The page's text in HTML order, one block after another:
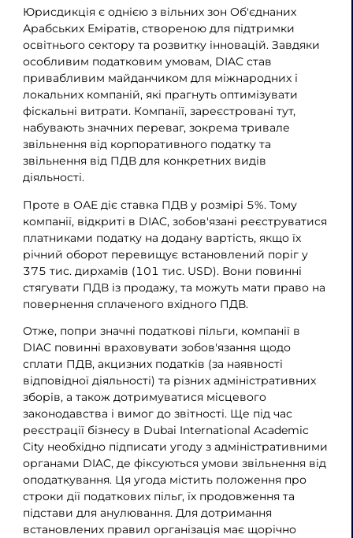
Юрисдикція є однією з вільних зон Об'єднаних
Арабських Еміратів, створеною для підтримки
освітнього сектору та розвитку інновацій. Завдяки
особливим податковим умовам, DIAC став
привабливим майданчиком для міжнародних і
локальних компаній, які прагнуть оптимізувати
фіскальні витрати. Компанії, зареєстровані тут,
набувають значних переваг, зокрема тривале
звільнення від корпоративного податку та
звільнення від ПДВ для конкретних видів
діяльності.
Проте в ОАЕ діє ставка ПДВ у розмірі 5%. Тому
компанії, відкриті в DIAC, зобов'язані реєструватися
платниками податку на додану вартість, якщо їх
річний оборот перевищує встановлений поріг у
375 тис. дирхамів (101 тис. USD). Вони повинні
стягувати ПДВ із продажу, та можуть мати право на
повернення сплаченого вхідного ПДВ.
Отже, попри значні податкові пільги, компанії в
DIAC повинні враховувати зобов'язання щодо
сплати ПДВ, акцизних податків (за наявності
відповідної діяльності) та різних адміністративних
зборів, а також дотримуватися місцевого
законодавства і вимог до звітності. Ще під час
реєстрації бізнесу в Dubai International Academic
City необхідно підписати угоду з адміністративними
органами DIAC, де фіксуються умови звільнення від
оподаткування. Ця угода містить положення про
строки дії податкових пільг, їх продовження та
підстави для анулювання. Для дотримання
встановлених правил організація має щорічно